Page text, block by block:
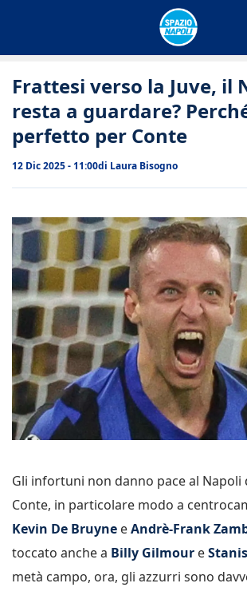
Frattesi verso la Juve, il
resta a guardare?
perfetto per Conte
12 Dic 2025 - 11:00di Laura Bisogno
Gli infortuni non danno pace al Napoli
Conte, in particolare modo a
Kevin De Bruyne eAndrè-Frank
toccato anche a Billy Gilmour e
metà campo, ora, gli azzurri sono